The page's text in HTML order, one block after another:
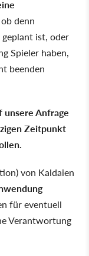
denn
ist, oder
Spieler haben,
beenden
unsere Anfrage
Zeitpunkt
von Kaldaien
für eventuell
Verantwortung